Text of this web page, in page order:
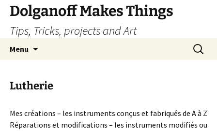
Dolganoff Makes Things
Tips, Tricks, projects and Art
Menu
Lutherie
Mes créations – les instruments conçus et fabriqués de A à Z
Réparations et modifications – les instruments modifiés ou